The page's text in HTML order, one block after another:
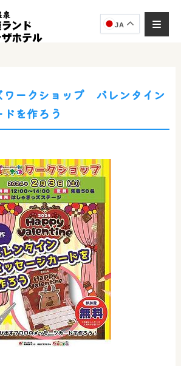
JA
ークショップ バレンタイン
を作ろう
ェルジュ
をお伺いします。